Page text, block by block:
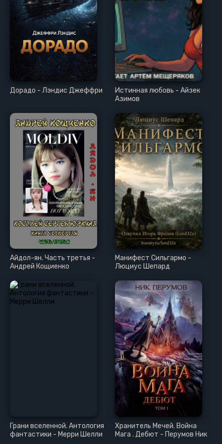
Дорадо - Лэндис Джеффри
Истинная любовь - Айзек
Азимов
Айдол-ян. Часть третья -
Андрей Кощиенко
Манифест Сильгармо -
Люциус Шепард
Грани вселенной. Антология
фантастики - Мерри Шелли
Хранитель Мечей. Война
Мага . Дебют - Перумов Ник